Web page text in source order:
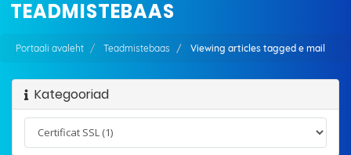
TEADMISTEBAAS
Portaali avaleht Teadmistebaas Viewing articles tagged e mail
Kategooriad